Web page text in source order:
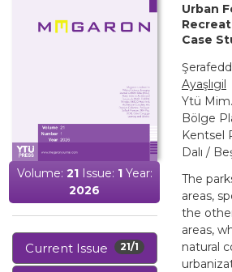
Volume: 21Issue: 1Year:
2026
21/1
Current Issue
Urban
Case
Ayaşlıgil
Ytü
Bölge
Kentsel
Dalı /
The
areas,
the
areas,
natural